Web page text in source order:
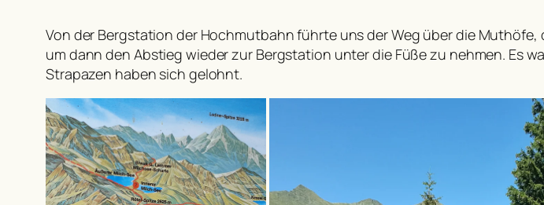
Von der Bergstation der Hochmutbahn führte uns der Weg über die
um dann den Abstieg wieder zur Bergstation unter die Füße zu nehmen. Es
Strapazen haben sich gelohnt.